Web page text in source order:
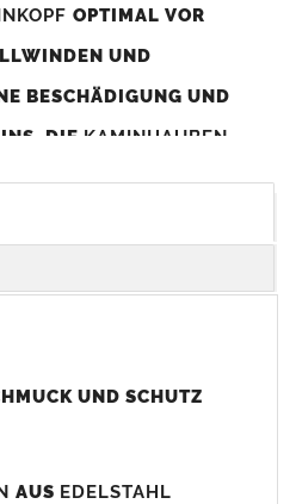
OPTIMAL VOR
UND
BESCHÄDIGUNG UND
DIE KAMINHAUBEN
GESTALTERISCHES
DES BAUWERKS.
sich immer auf das
UND SCHUTZ
AUS EDELSTAHL